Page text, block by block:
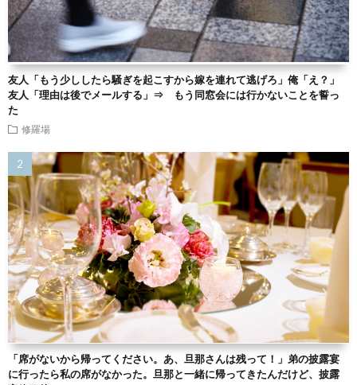
友人「もう少ししたら騒ぎを起こすから嫁を連れて逃げろ」俺「え？」
友人「理由は後でメールする」⇒ もう同窓会には行かないことを誓っ
た
修羅場
「席がないから帰ってください。あ、旦那さんは残って！」弟の披露宴
に行ったら私の席がなかった。旦那と一緒に帰ってきたんだけど、披露